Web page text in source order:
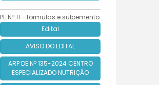
PE Nº 11 - formulas e sulpemento
Edital
AVISO DO EDITAL
ARP DE Nº 135-2024 CENTRO
ESPECIALIZADO NUTRIÇÃO